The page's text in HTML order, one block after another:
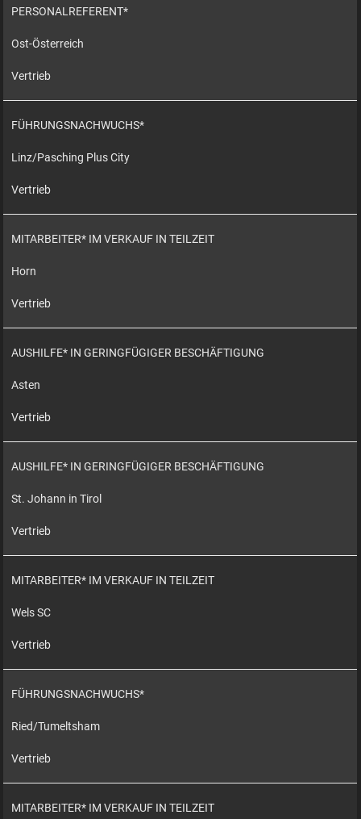
PERSONALREFERENT*
Ost-Österreich
Vertrieb
FÜHRUNGSNACHWUCHS*
Linz/Pasching Plus City
Vertrieb
MITARBEITER* IM VERKAUF IN TEILZEIT
Horn
Vertrieb
AUSHILFE* IN GERINGFÜGIGER BESCHÄFTIGUNG
Asten
Vertrieb
AUSHILFE* IN GERINGFÜGIGER BESCHÄFTIGUNG
St. Johann in Tirol
Vertrieb
MITARBEITER* IM VERKAUF IN TEILZEIT
Wels SC
Vertrieb
FÜHRUNGSNACHWUCHS*
Ried/Tumeltsham
Vertrieb
MITARBEITER* IM VERKAUF IN TEILZEIT